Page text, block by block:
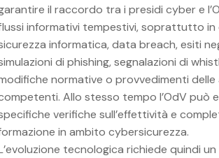
il raccordo tra i presidi cyber e
informativi tempestivi, soprattutto in
informatica, data breach, esiti
di phishing, segnalazioni di
normative o provvedimenti
Allo stesso tempo l’OdV può
verifiche sull’effettività e
in ambito cybersicurezza.
tecnologica richiede quindi